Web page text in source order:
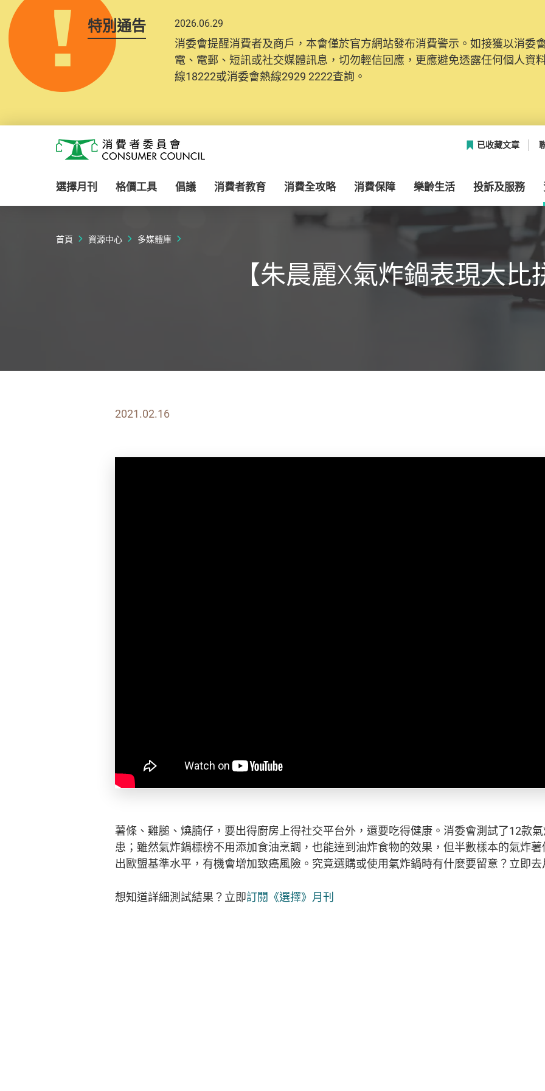
特別通告 2026.06.29
消委會提醒消費者及商戶，本會僅於官方網站發布消費警示。如接獲以消委
電、電郵、短訊或社交媒體訊息，切勿輕信回應，更應避免透露任何個人資
線18222或消委會熱線2929 2222查詢。
消費者委員會
已收藏文章
選擇月刊 格價工具 倡議 消費者教育 消費全攻略 消費保障 樂齡生活 投訴及服務
首頁 資源中心 多媒體庫
【朱晨麗X氣炸鍋表現大比
2021.02.16
薯條、雞膇、燒腩仔，要出得廚房上得社交平台外，還要吃得健康。消委會測試了12款
患；雖然氣炸鍋標榜不用添加食油烹調，也能達到油炸食物的效果，但半數樣本的氣炸
出歐盟基準水平，有機會增加致癌風險。究竟選購或使用氣炸鍋時有什麼要留意？立即
想知道詳細測試結果？立即訂閱《選擇》月刊